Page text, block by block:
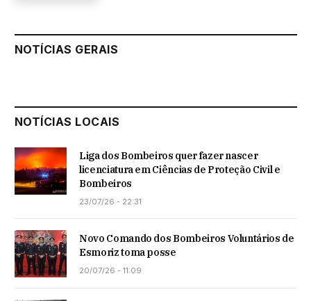
NOTÍCIAS GERAIS
NOTÍCIAS LOCAIS
Liga dos Bombeiros quer fazer nascer
licenciatura em Ciências de Proteção Civil e
Bombeiros
23/07/26 - 22:31
Novo Comando dos Bombeiros Voluntários de
Esmoriz toma posse
20/07/26 - 11:09